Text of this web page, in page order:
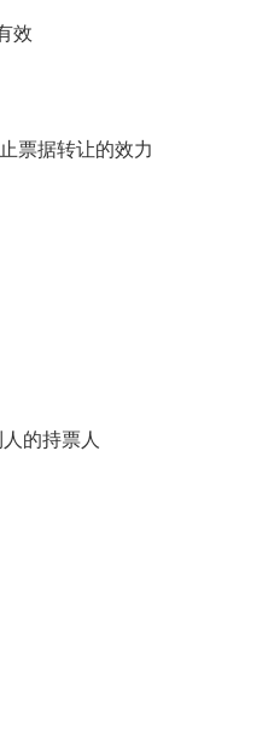
效
票据转让的效力
的持票人